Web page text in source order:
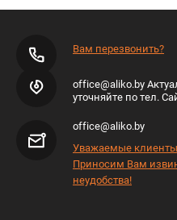
Вам перезвонить?
office@aliko.by
уточняйте по тел.
office@aliko.by
Уважаемые
Приносим Вам
неудобства!